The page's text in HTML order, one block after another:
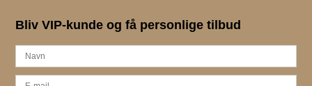
Bliv VIP-kunde og få personlige tilbud